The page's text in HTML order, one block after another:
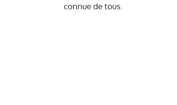
connue de tous.